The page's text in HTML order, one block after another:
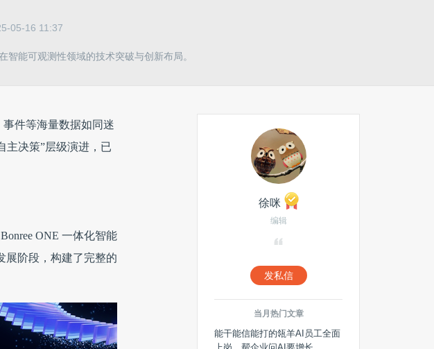
05-16 11:37
能可观测性领域的技术突破与创新布局。
件等海量数据如同迷
主决策”层级演进，已
ONE 一体化智能
阶段，构建了完整的
徐咪
编辑
发私信
当月热门文章
能干能信能打的瓴羊AI员工全面